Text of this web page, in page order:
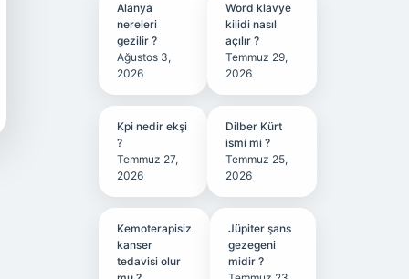
Alanya
nereleri
gezilir ?
Ağustos 3,
2026
Word klavye
kilidi nasıl
açılır ?
Temmuz 29,
2026
Kpi nedir ekşi
?
Temmuz 27,
2026
Dilber Kürt
ismi mi ?
Temmuz 25,
2026
Kemoterapisiz
kanser
tedavisi olur
Jüpiter şans
gezegeni
midir ?